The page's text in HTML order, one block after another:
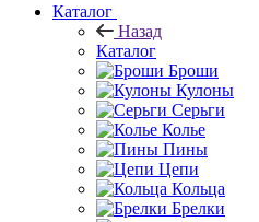
Каталог
Назад
Каталог
Броши
Кулоны
Серьги
Колье
Пины
Цепи
Кольца
Брелки